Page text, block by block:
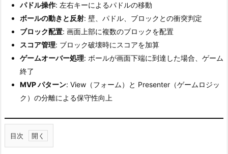
パドル操作: 左右キーによるパドルの移動
ボールの動きと反射: 壁、パドル、ブロックとの衝突判定
ブロック配置: 画面上部に複数のブロックを配置
スコア管理: ブロック破壊時にスコアを加算
ゲームオーバー処理: ボールが画面下端に到達した場合、ゲーム
終了
MVP パターン: View（フォーム）と Presenter（ゲームロジッ
ク）の分離による保守性向上
目次
1.